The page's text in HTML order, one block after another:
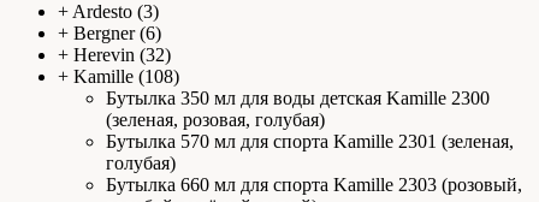
+ Ardesto (3)
+ Bergner(6)
+ Herevin (32)
+ Kamille (108)
Бутылка 350 мл для воды детская Kamille 2300
(зеленая, розовая, голубая)
Бутылка 570 мл для спорта Kamille 2301 (зеленая,
голубая)
Бутылка 660 мл для спорта Kamille 2303 (розовый,